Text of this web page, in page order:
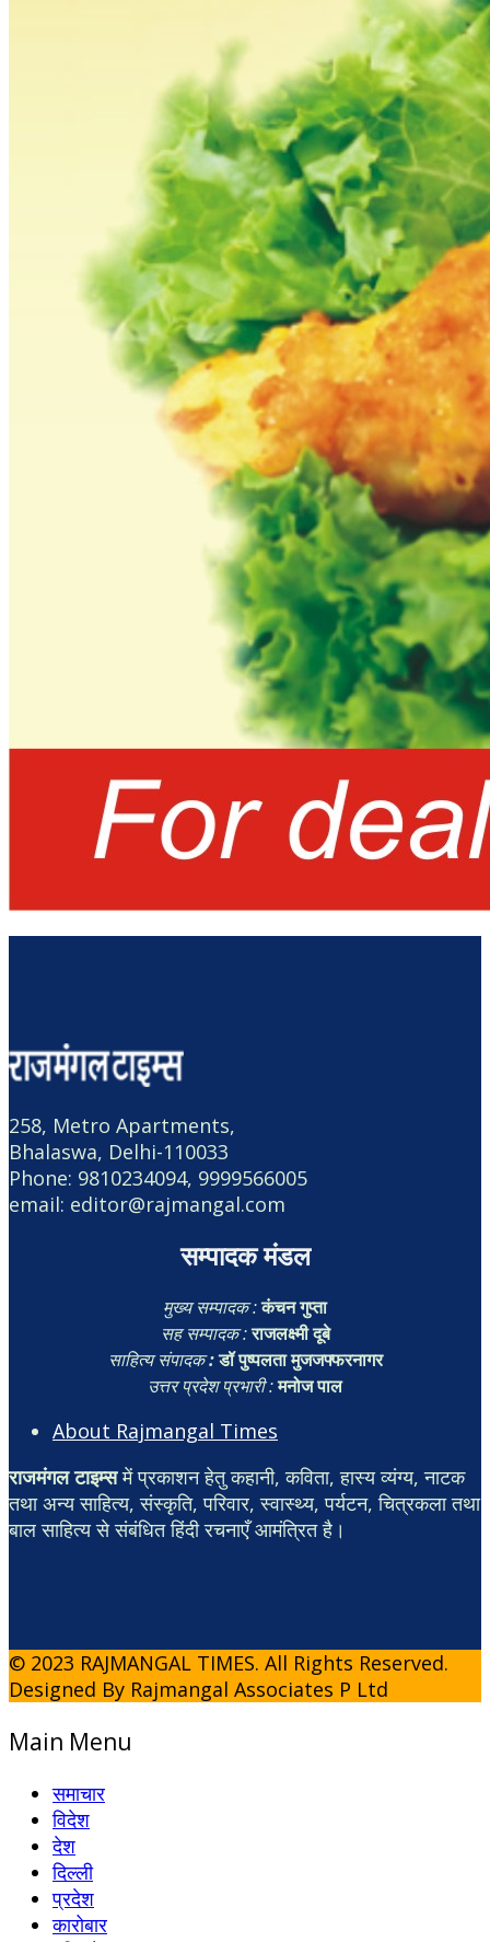
258, Metro Apartments,
Bhalaswa, Delhi-110033
Phone: 9810234094, 9999566005
email: editor@rajmangal.com
सम्पादक मंडल
मुख्य सम्पादक :कंचन गुप्ता
सह सम्पादक :राजलक्ष्मी दूबे
साहित्य संपादक:डॉ पुष्पलता मुजजफ्फरनागर
उत्तर प्रदेश प्रभारी :मनोज पाल
About Rajmangal Times
राजमंगल टाइम्समें प्रकाशन हेतु कहानी, कविता, हास्य व्यंग्य, नाटक
तथा अन्य साहित्य, संस्कृति, परिवार, स्वास्थ्य, पर्यटन, चित्रकला तथा
बाल साहित्य से संबंधित हिंदी रचनाएँ आमंत्रित है।
© 2023 RAJMANGAL TIMES. All Rights Reserved.
Designed By Rajmangal Associates P Ltd
Main Menu
समाचार
विदेश
देश
दिल्ली
प्रदेश
कारोबार